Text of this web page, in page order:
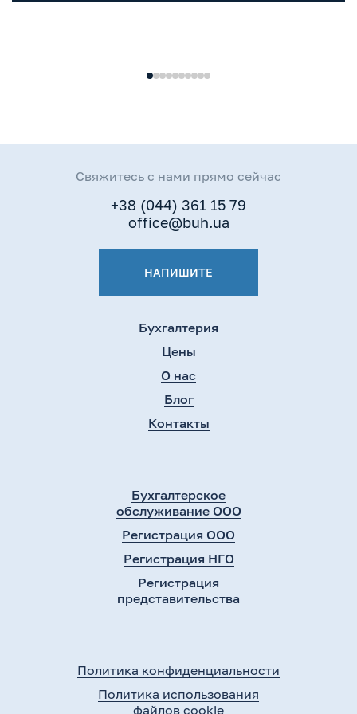
и бронирование
Бухгалтерия
Цены
О нас
Блог
Контакты
Бухгалтерское
обслуживание ООО
Регистрация ООО
Регистрация НГО
Регистрация
представительства
Политика конфиденциальности
Политика использования
файлов cookie
Свяжитесь с нами прямо сейчас
+38 (044) 361 15 79
office@buh.ua
НАПИШИТЕ